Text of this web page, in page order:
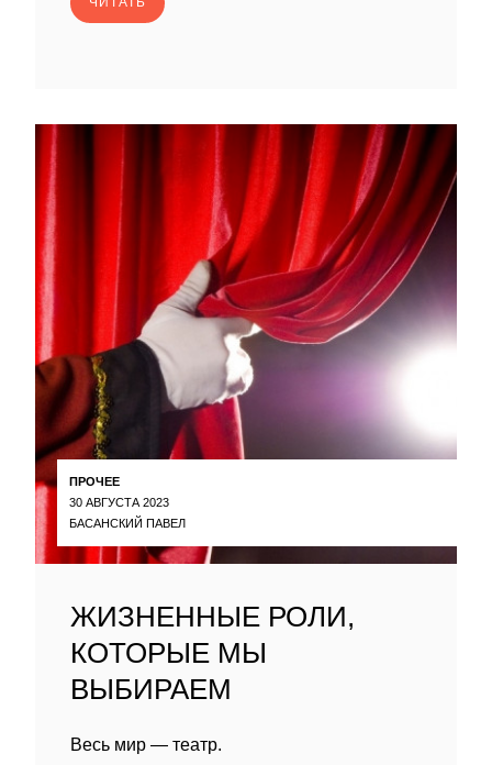
ПРОЧЕЕ
30 АВГУСТА 2023
БАСАНСКИЙ ПАВЕЛ
ЖИЗНЕННЫЕ РОЛИ,
КОТОРЫЕ МЫ
ВЫБИРАЕМ
Весь мир — театр.